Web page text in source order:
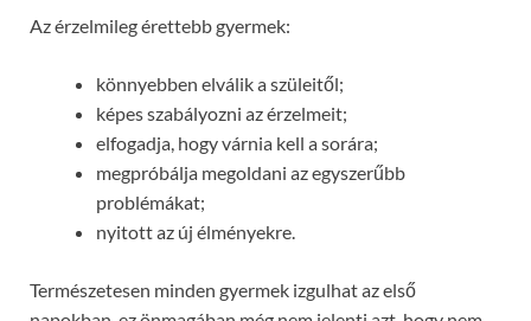
Az érzelmileg érettebb gyermek:
könnyebben elválik a szüleitől;
képes szabályozni az érzelmeit;
elfogadja, hogy várnia kell a sorára;
megpróbálja megoldani az egyszerűbb
problémákat;
nyitott az új élményekre.
Természetesen minden gyermek izgulhat az első